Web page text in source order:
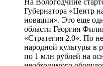
На Вологодчине
Губернатора «Центр
новации». Это еще
области Георгия
«Стратегия 2.0». По
народной культуры в
по 1 млн рублей на